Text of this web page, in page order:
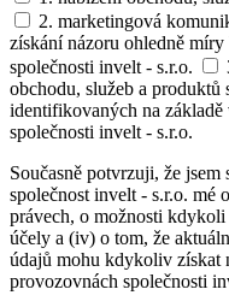
2. marketingová
získání názoru ohledně
společnosti invelt - s.r.o.
obchodu, služeb a produktů
identifikovaných na
společnosti invelt - s.r.o.
Současně potvrzuji, že
společnost invelt - s.r.o. mé
právech, o možnosti
účely a (iv) o tom, že
údajů mohu kdykoliv získat
provozovnách společnosti